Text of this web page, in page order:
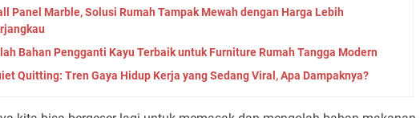
Panel Marble, Solusi Rumah Tampak Mewah dengan Harga Lebih
Bahan Pengganti Kayu Terbaik untuk Furniture Rumah Tangga Modern
Quitting: Tren Gaya Hidup Kerja yang Sedang Viral, Apa Dampaknya?